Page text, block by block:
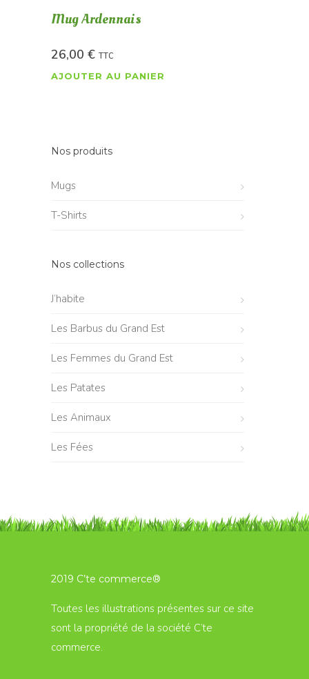
Mug Ardennais
26,00 € TTC
AJOUTER AU PANIER
Nos produits
Mugs
T-Shirts
Nos collections
J’habite
Les Barbus du Grand Est
Les Femmes du Grand Est
Les Patates
Les Animaux
Les Fées
2019 C’te commerce®
Toutes les illustrations présentes sur ce site
sont la propriété de la société C’te
commerce.